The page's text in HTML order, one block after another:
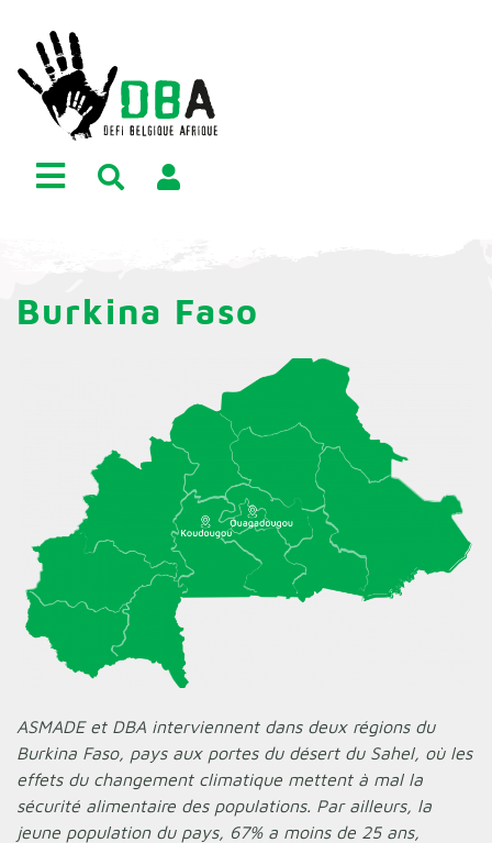
Burkina Faso
ASMADE et DBA interviennent dans deux régions du
Burkina Faso, pays aux portes du désert du Sahel, où les
effets du changement climatique mettent à mal la
sécurité alimentaire des populations. Par ailleurs, la
jeune population du pays, 67% a moins de 25 ans,